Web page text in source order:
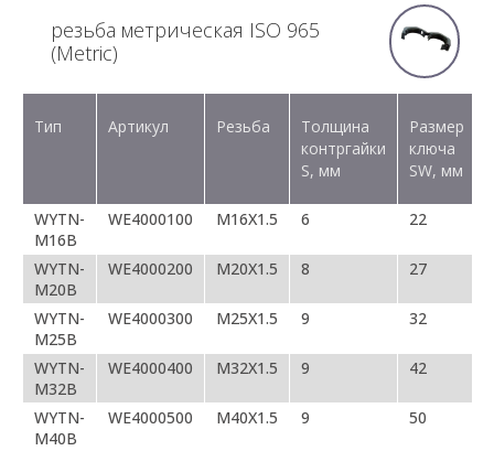
резьба метрическая ISO 965
(Metric)
Тип Артикул Резьба
Толщина
контргайки
S, мм
Размер
ключа
SW, мм
WYTN-
M16B
WE4000100 M16X1.5 6 22
WYTN-
M20B
WE4000200 M20X1.5 8 27
WYTN-
M25B
WE4000300 M25X1.5 9 32
WYTN-
M32B
WE4000400 M32X1.5 9 42
WYTN-
M40B
WE4000500 M40X1.5 9 50